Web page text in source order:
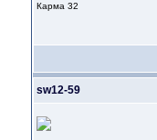
Карма 32
sw12-59